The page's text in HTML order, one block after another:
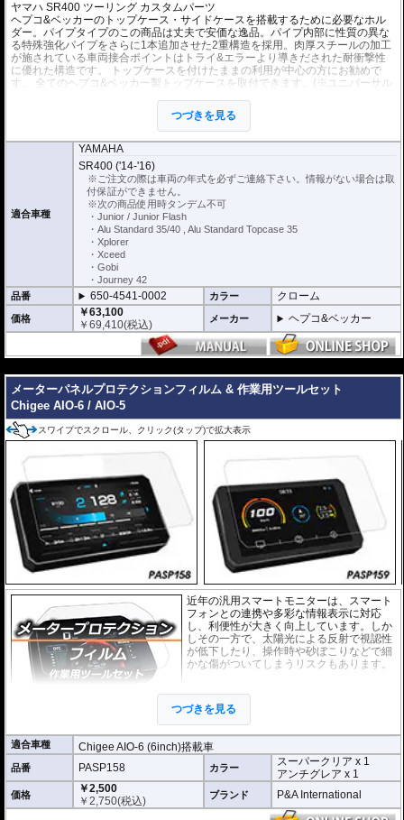
ヤマハ SR400 ツーリング カスタムパーツ
ヘプコ&ベッカーのトップケース・サイドケースを搭載するために必要なホル
ダー。パイプタイプのこの商品は丈夫で安価な逸品。パイプ内部に性質の異な
る特殊強化パイプをさらに1本追加させた2重構造を採用。肉厚スチールの加工
が施されている車両接合ポイントはトライ&エラーより導きだされた耐衝撃性
に優れた構造です。 トップケースを付けたままの利用が中心の方にお勧めで
す。 全てのヘプコ&ベッカー製トップケースを取付できます。(※ユニバーサル
※こちらはパイプタイプです。アルラックではありません。
※トップケースホルダー・サイドケースホルダー一体式です。
※ケースのラインナップはこちらからご確認ください
※サイドケースホルダー用アダプターはケースに付属しています。 詳細はこ
つづきを見る
適合車種
YAMAHA
SR400 ('14-'16)
※ご注文の際は車両の年式を必ずご連絡下さい。情報がない場合は取
付保証ができません。
※次の商品使用時タンデム不可
・Junior / Junior Flash
・Alu Standard 35/40 , Alu Standard Topcase 35
・Xplorer
・Xceed
・Gobi
・Journey 42
品番
650-4541-0002 カラー クローム
価格
￥63,100
￥69,410(税込) メーカー ヘプコ&ベッカー
メーターパネルプロテクションフィルム & 作業用ツールセット
Chigee AIO-6 / AIO-5
スワイプでスクロール、クリック(タップ)で拡大表示
近年の汎用スマートモニターは、スマート
フォンとの連携や多彩な情報表示に対応
し、利便性が大きく向上しています。しか
しその一方で、太陽光による反射で視認性
が低下したり、操作時や砂ぼこりなどで細
かな傷がついてしまうリスクもあります。
汚れからディスプレイを保護します。
トには２枚のフィルム(スーパークリアとア
ンチグレア)が入っており
合わせたものをご利用いただけます。
スーパークリア :
耐摩耗性が非常に高く、
透明性の高いフィルム。貼り付けてしまう
と画面になじみ、フィルムの存在がほとん
どわからなくなります。
つづきを見る
適合車種 Chigee AIO-6 (6inch)搭載車
品番 PASP158 カラー
スーパークリア x 1
アンチグレア x 1
価格
￥2,500
￥2,750(税込) ブランド P&A International